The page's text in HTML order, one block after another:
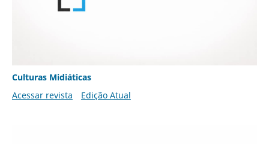
Culturas Midiáticas
Acessar revista
Edição Atual